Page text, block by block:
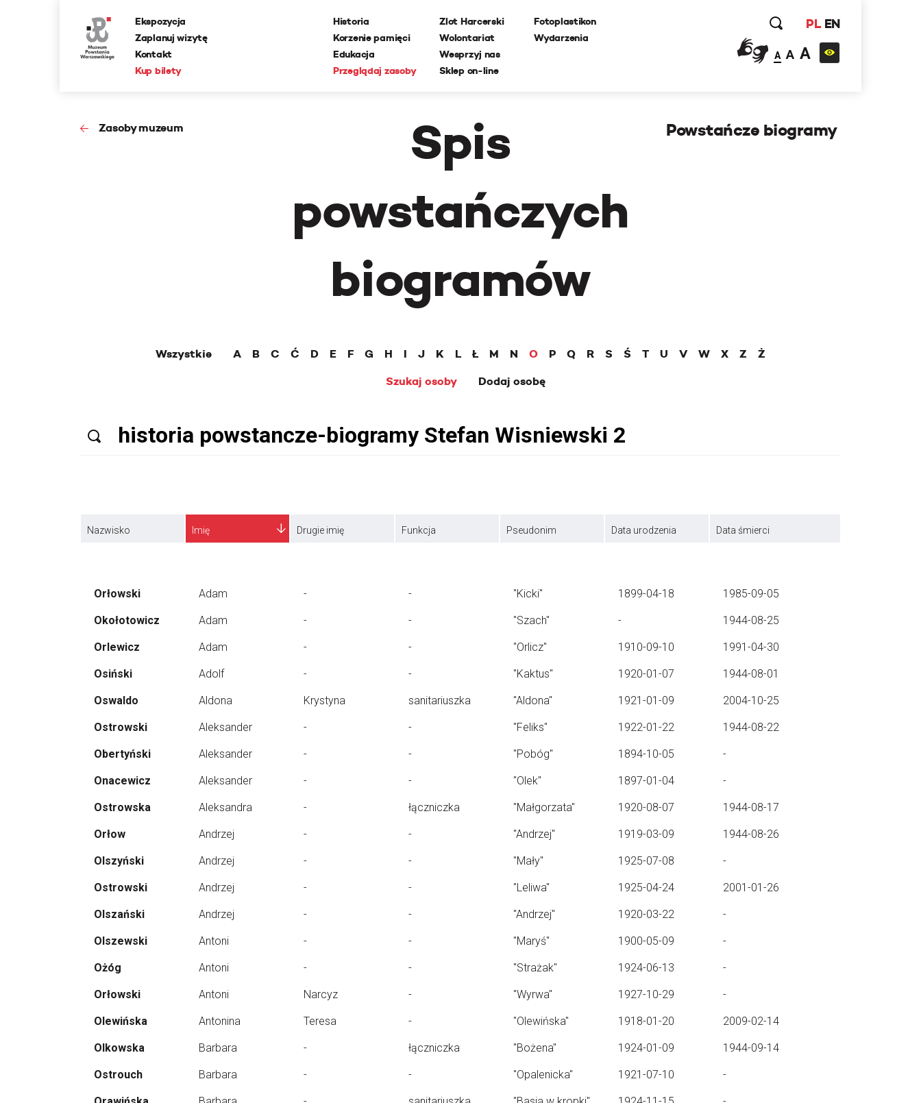
Ekspozycja
Zaplanuj wizytę
Kontakt
Kup bilety
Historia
Korzenie pamięci
Edukacja
Przeglądaj zasoby
Zlot Harcerski
Wolontariat
Wesprzyj nas
Sklep on-line
Fotoplastikon
Wydarzenia
PL EN
A A A
Zasoby muzeum
Spis
powstańczych
biogramów
Powstańcze biogramy
Wszystkie A B C Ć D E F G H I J K L Ł M N O P Q R S Ś T U V W X Z
Ż
Szukaj osoby
Dodaj osobę
Nazwisko Imię Drugie imię Funkcja Pseudonim Data urodzenia Data śmierci
Orłowski Adam - - "Kicki" 1899-04-18 1985-09-05
Okołotowicz Adam - - "Szach" - 1944-08-25
Orlewicz Adam - - "Orlicz" 1910-09-10 1991-04-30
Osiński Adolf - - "Kaktus" 1920-01-07 1944-08-01
Oswaldo Aldona Krystyna sanitariuszka "Aldona" 1921-01-09 2004-10-25
Ostrowski Aleksander - - "Feliks" 1922-01-22 1944-08-22
Obertyński Aleksander - - "Pobóg" 1894-10-05 -
Onacewicz Aleksander - - "Olek" 1897-01-04 -
Ostrowska Aleksandra - łączniczka "Małgorzata" 1920-08-07 1944-08-17
Orłow Andrzej - - "Andrzej" 1919-03-09 1944-08-26
Olszyński Andrzej - - "Mały" 1925-07-08 -
Ostrowski Andrzej - - "Leliwa" 1925-04-24 2001-01-26
Olszański Andrzej - - "Andrzej" 1920-03-22 -
Olszewski Antoni - - "Maryś" 1900-05-09 -
Ożóg Antoni - - "Strażak" 1924-06-13 -
Orłowski Antoni Narcyz - "Wyrwa" 1927-10-29 -
Olewińska Antonina Teresa - "Olewińska" 1918-01-20 2009-02-14
Olkowska Barbara - łączniczka "Bożena" 1924-01-09 1944-09-14
Ostrouch Barbara - - "Opalenicka" 1921-07-10 -